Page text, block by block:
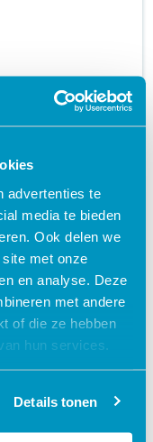
advertenties te
media te bieden
Ook delen we
met onze
en analyse. Deze
met andere
of die ze hebben
hun services.
Details tonen